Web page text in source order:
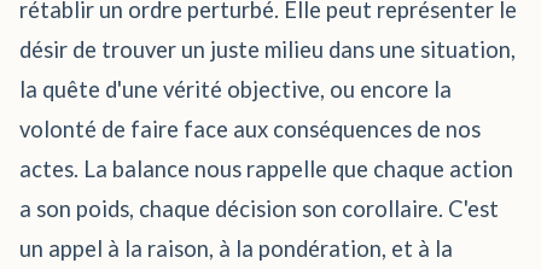
rétablir un ordre perturbé. Elle peut représenter le
désir de trouver un juste milieu dans une situation,
la quête d'une vérité objective, ou encore la
volonté de faire face aux conséquences de nos
actes. La balance nous rappelle que chaque action
a son poids, chaque décision son corollaire. C'est
un appel à la raison, à la pondération, et à la